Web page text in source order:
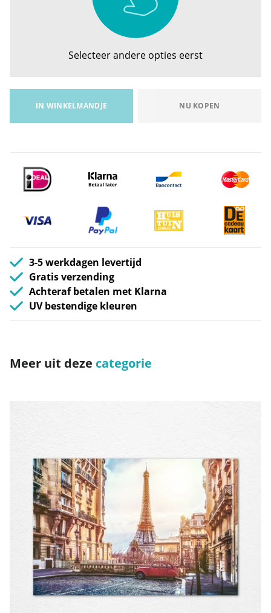
Selecteer andere opties eerst
IN WINKELMANDJE NU KOPEN
3-5 werkdagen levertijd
Gratis verzending
Achteraf betalen met Klarna
UV bestendige kleuren
Meer uit deze categorie